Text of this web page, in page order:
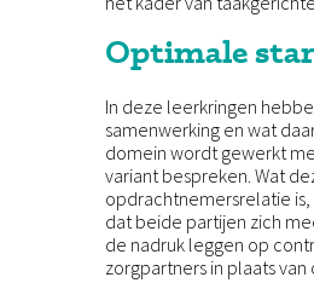
Optimale
In deze leerkringen
samenwerking en wat
domein wordt gewerkt
variant bespreken. Wat
opdrachtnemersrelatie
dat beide partijen zich
de nadruk leggen op
zorgpartners in plaats